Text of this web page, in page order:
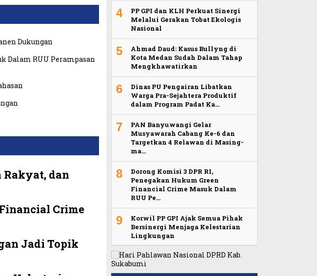
Dukungan
Dalam RUU Perampasan
Rakyat, dan
Crime
Jadi Topik
4
PP GPI dan KLH Perkuat Sinergi
Melalui Gerakan Tobat Ekologis
Nasional
5
Ahmad Daud: Kasus Bullyng di
Kota Medan Sudah Dalam Tahap
Mengkhawatirkan
6
Dinas PU Pengairan Libatkan
Warga Pra-Sejahtera Produktif
dalam Program Padat Ka…
7
PAN Banyuwangi Gelar
Musyawarah Cabang Ke-6 dan
Targetkan 4 Relawan di Masing-
ma…
8
Dorong Komisi 3 DPR RI,
Penegakan Hukum Green
Financial Crime Masuk Dalam
RUU Pe…
9
Korwil PP GPI Ajak Semua Pihak
Bersinergi Menjaga Kelestarian
Lingkungan
Viral Video Ada Setoran RSUD
Bogor Kepada Billabong,
Viral, Ratusan Ojol Geruduk